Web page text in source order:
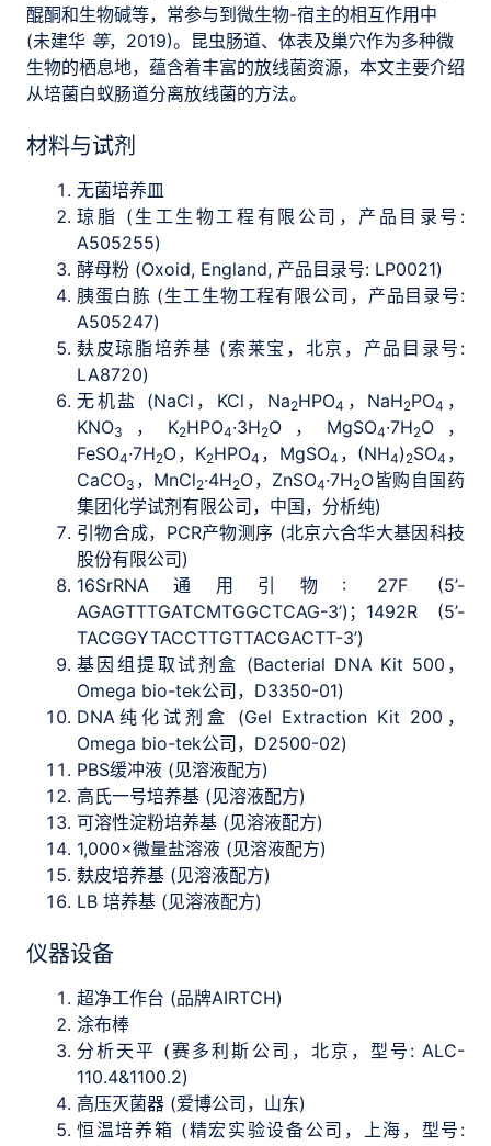
醌酮和生物碱等，常参与到微生物-宿主的相互作用中
(未建华 等，2019)。昆虫肠道、体表及巢穴作为多种微
生物的栖息地，蕴含着丰富的放线菌资源，本文主要介绍
从培菌白蚁肠道分离放线菌的方法。
材料与试剂
无菌培养皿
琼脂 (生工生物工程有限公司，产品目录号:
A505255)
酵母粉 (Oxoid, England, 产品目录号: LP0021)
胰蛋白胨 (生工生物工程有限公司，产品目录号:
A505247)
麸皮琼脂培养基 (索莱宝，北京，产品目录号:
LA8720)
无机盐 (NaCl，KCl，Na2HPO4 ，NaH2PO4 ，
KNO3 ，K2HPO4·3H2O，MgSO4·7H2O，
FeSO4·7H2O，K2HPO4 ，MgSO4 ，(NH4) 2SO4 ，
CaCO3 ，MnCl2·4H2O，ZnSO4·7H2O皆购自国药
集团化学试剂有限公司，中国，分析纯)
引物合成，PCR产物测序 (北京六合华大基因科技
股份有限公司)
16SrRNA通用引物: 27F (5’-
AGAGTTTGATCMTGGCTCAG-3’)；1492R (5’-
TACGGYTACCTTGTTACGACTT-3’)
基因组提取试剂盒 (Bacterial DNA Kit 500，
Omega bio-tek公司，D3350-01)
DNA纯化试剂盒 (Gel Extraction Kit 200，
Omega bio-tek公司，D2500-02)
PBS缓冲液 (见溶液配方)
高氏一号培养基 (见溶液配方)
可溶性淀粉培养基 (见溶液配方)
1,000×微量盐溶液 (见溶液配方)
麸皮培养基 (见溶液配方)
LB 培养基 (见溶液配方)
仪器设备
超净工作台 (品牌AIRTCH)
涂布棒
分析天平 (赛多利斯公司，北京，型号: ALC-
110.4&1100.2)
高压灭菌器 (爱博公司，山东)
恒温培养箱 (精宏实验设备公司，上海，型号: